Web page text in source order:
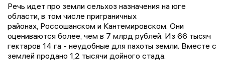
Речь идет про земли сельхоз назначения на юге
области, в том числе приграничных
районах, Россошанском и Кантемировском. Они
оцениваются более, чем в 7 млрд рублей. Из 66 тысяч
гектаров 14 га - неудобные для пахоты земли. Вместе с
землей продано 1,2 тысячи дойного стада.